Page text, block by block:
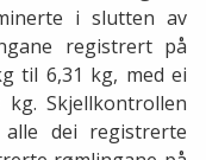
i slutten av
registrert på
til 6,31 kg, med ei
Skjellkontrollen
dei registrerte